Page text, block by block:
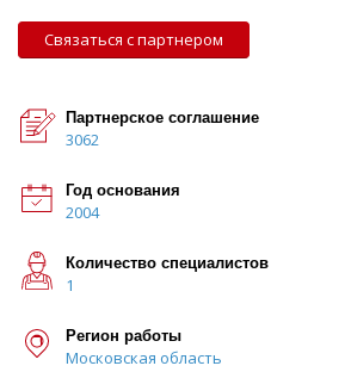
Связаться с партнером
Партнерское соглашение
3062
Год основания
2004
Количество специалистов
1
Регион работы
Московская область